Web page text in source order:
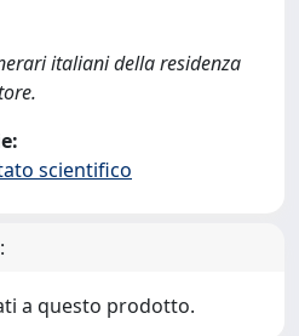
italiani della residenza
scientifico
a questo prodotto.